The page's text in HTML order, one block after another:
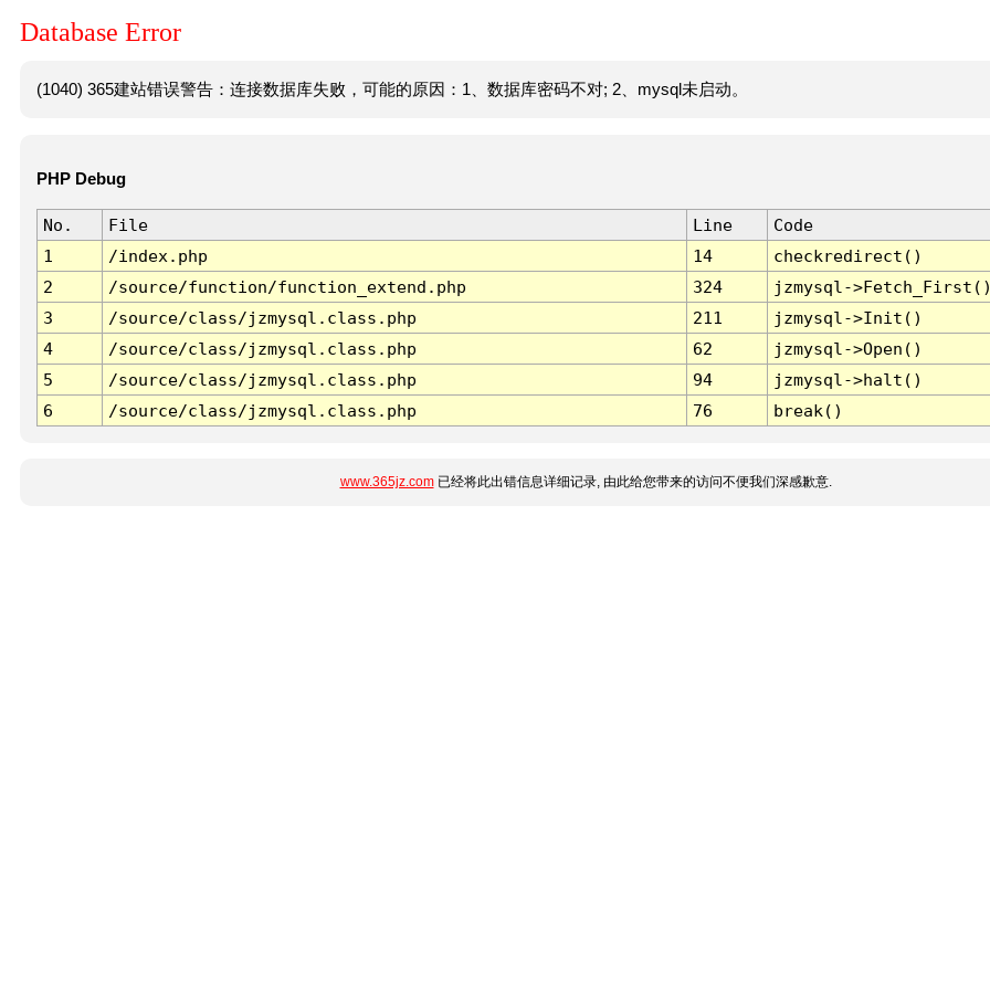
Database Error
(1040) 365建站错误警告：连接数据库失败，可能的原因：1、数据库密码不对; 2、mysql未启动。
PHP Debug
No. File Line
Code
1
/index.php 14
checkredirect()
2
/source/function/function_extend.php 324
jzmysql-
3
/source/class/jzmysql.class.php 211
jzmysql->Init()
4
/source/class/jzmysql.class.php 62
jzmysql->Open()
5
/source/class/jzmysql.class.php 94
jzmysql->halt()
6
/source/class/jzmysql.class.php 76 break()
www.365jz.com已经将此出错信息详细记录, 由此给您带来的访问不便我们深感歉意.